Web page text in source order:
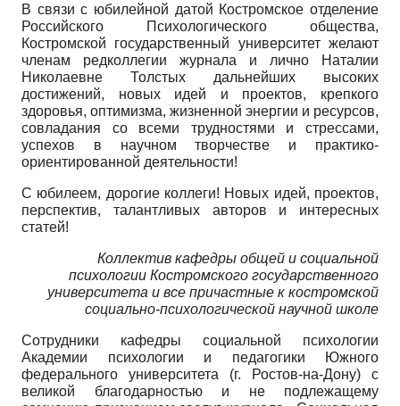
В связи с юбилейной датой Костромское отделение
Российского Психологического общества,
Костромской государственный университет желают
членам редколлегии журнала и лично Наталии
Николаевне Толстых дальнейших высоких
достижений, новых идей и проектов, крепкого
здоровья, оптимизма, жизненной энергии и ресурсов,
совладания со всеми трудностями и стрессами,
успехов в научном творчестве и практико-
ориентированной деятельности!
С юбилеем, дорогие коллеги! Новых идей, проектов,
перспектив, талантливых авторов и интересных
статей!
Коллектив кафедры общей и социальной
психологии Костромского государственного
университета и все причастные к костромской
социально-психологической научной школе
Сотрудники кафедры социальной психологии
Академии психологии и педагогики Южного
федерального университета (г. Ростов-на-Дону) с
великой благодарностью и не подлежащему